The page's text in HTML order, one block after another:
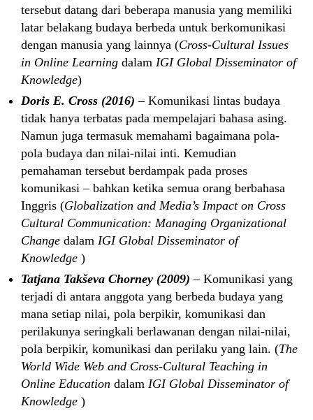
tersebut datang dari beberapa manusia yang memiliki
latar belakang budaya berbeda untuk berkomunikasi
dengan manusia yang lainnya (Cross-Cultural Issues
in Online Learning dalam IGI Global Disseminator of
Knowledge)
Doris E. Cross (2016) – Komunikasi lintas budaya
tidak hanya terbatas pada mempelajari bahasa asing.
Namun juga termasuk memahami bagaimana pola-
pola budaya dan nilai-nilai inti. Kemudian
pemahaman tersebut berdampak pada proses
komunikasi – bahkan ketika semua orang berbahasa
Inggris (Globalization and Media’s Impact on Cross
Cultural Communication: Managing Organizational
Change dalam IGI Global Disseminator of
Knowledge )
Tatjana Takševa Chorney (2009) – Komunikasi yang
terjadi di antara anggota yang berbeda budaya yang
mana setiap nilai, pola berpikir, komunikasi dan
perilakunya seringkali berlawanan dengan nilai-nilai,
pola berpikir, komunikasi dan perilaku yang lain. (The
World Wide Web and Cross-Cultural Teaching in
Online Education dalam IGI Global Disseminator of
Knowledge )